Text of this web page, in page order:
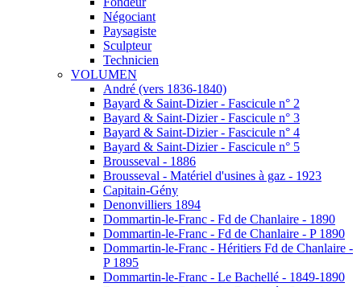
Négociant
Paysagiste
Sculpteur
Technicien
VOLUMEN
André (vers 1836-1840)
Bayard & Saint-Dizier - Fascicule n° 2
Bayard & Saint-Dizier - Fascicule n° 3
Bayard & Saint-Dizier - Fascicule n° 4
Bayard & Saint-Dizier - Fascicule n° 5
Brousseval - 1886
Brousseval - Matériel d'usines à gaz - 1923
Capitain-Gény
Denonvilliers 1894
Dommartin-le-Franc - Fd de Chanlaire - 1890
Dommartin-le-Franc - Fd de Chanlaire - P 1890
Dommartin-le-Franc - Héritiers Fd de Chanlaire -
P 1895
Dommartin-le-Franc - Le Bachellé - 1849-1890